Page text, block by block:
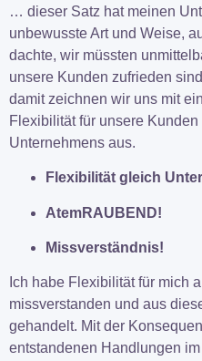
… dieser Satz hat meinen
unbewusste Art und Weise,
dachte, wir müssten
unsere Kunden zufrieden
damit zeichnen wir uns mit
Flexibilität für unsere
Unternehmens aus.
Flexibilität gleich
AtemRAUBEND!
Missverständnis!
Ich habe Flexibilität für mich
missverstanden und aus
gehandelt. Mit der
entstandenen Handlungen